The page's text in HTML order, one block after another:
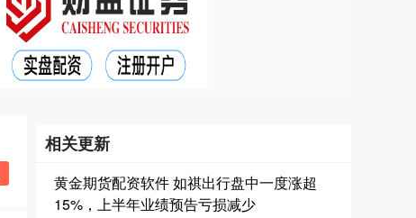
相关更新
黄金期货配资软件 如祺出行盘中一度涨超
15%，上半年业绩预告亏损减少